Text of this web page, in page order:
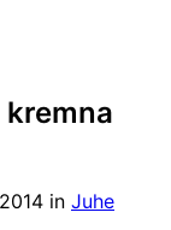
in Juhe